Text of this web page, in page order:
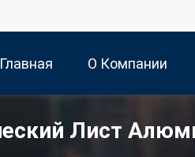
Главная О Компании
Лист